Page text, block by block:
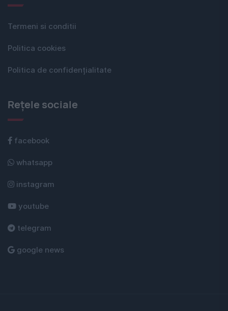
Termeni si conditii
Politica cookies
Politica de confidențialitate
Rețele sociale
facebook
whatsapp
instagram
youtube
telegram
google news